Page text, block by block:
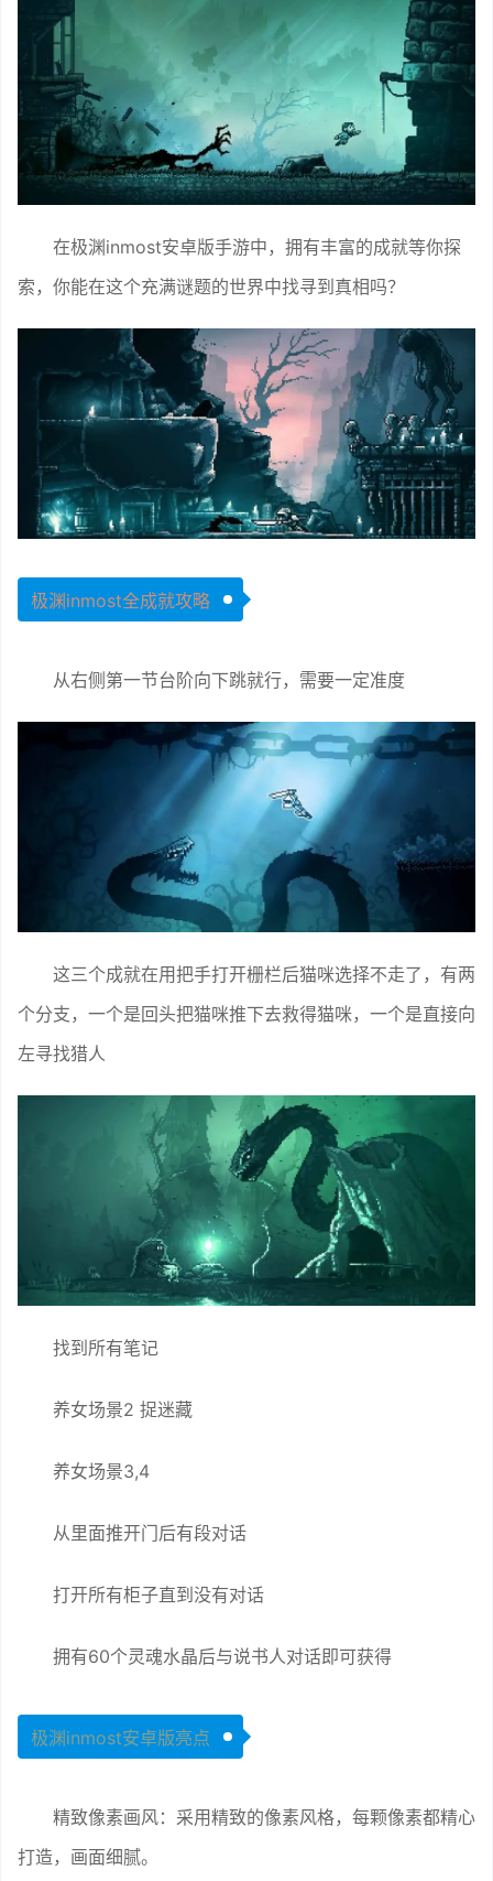
在极渊inmost安卓版手游中，拥有丰富的成就等你探
索，你能在这个充满谜题的世界中找寻到真相吗？
极渊inmost全成就攻略
从右侧第一节台阶向下跳就行，需要一定准度
这三个成就在用把手打开栅栏后猫咪选择不走了，有两
个分支，一个是回头把猫咪推下去救得猫咪，一个是直接向
左寻找猎人
找到所有笔记
养女场景2 捉迷藏
养女场景3,4
从里面推开门后有段对话
打开所有柜子直到没有对话
拥有60个灵魂水晶后与说书人对话即可获得
极渊inmost安卓版亮点
精致像素画风：采用精致的像素风格，每颗像素都精心
打造，画面细腻。